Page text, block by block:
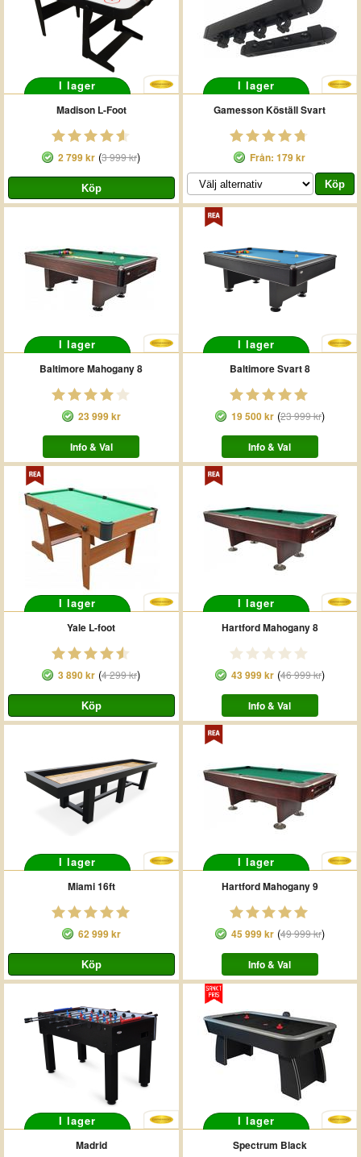
I lager
Madison L-Foot
2 799 kr (3 999 kr)
I lager
Gamesson Köställ Svart
Från: 179 kr
I lager
Baltimore Mahogany 8
23 999 kr
Info & Val
I lager
Baltimore Svart 8
19 500 kr(23 999 kr)
Info & Val
I lager
Yale L-foot
3 890 kr (4 299 kr)
I lager
Hartford Mahogany 8
43 999 kr(46 999 kr)
Info & Val
I lager
Miami 16ft
62 999 kr
I lager
Hartford Mahogany 9
45 999 kr(49 999 kr)
Info & Val
I lager
Madrid
I lager
Spectrum Black